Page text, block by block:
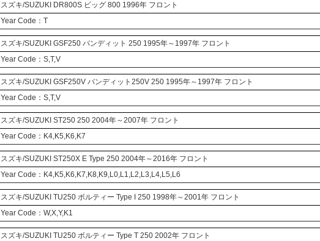
スズキ/SUZUKI DR800S ビッグ 800 1996年 フロント
Year Code：T
スズキ/SUZUKI GSF250 バンディット 250 1995年～1997年 フロント
Year Code：S,T,V
スズキ/SUZUKI GSF250V バンディット250V 250 1995年～1997年 フロント
Year Code：S,T,V
スズキ/SUZUKI ST250 250 2004年～2007年 フロント
Year Code：K4,K5,K6,K7
スズキ/SUZUKI ST250X E Type 250 2004年～2016年 フロント
Year Code：K4,K5,K6,K7,K8,K9,L0,L1,L2,L3,L4,L5,L6
スズキ/SUZUKI TU250 ボルティー Type I
250 1998年～2001年 フロント
Year Code：W,X,Y,K1
スズキ/SUZUKI TU250 ボルティー Type T 250 2002年 フロント